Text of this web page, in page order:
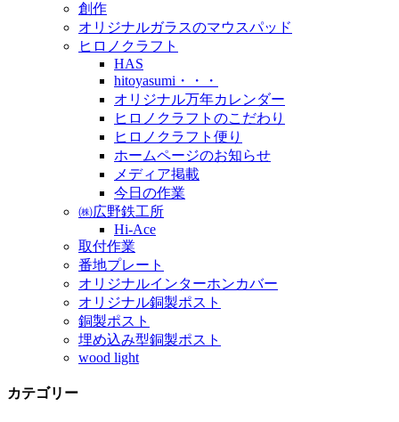
創作
オリジナルガラスのマウスパッド
ヒロノクラフト
HAS
hitoyasumi・・・
オリジナル万年カレンダー
ヒロノクラフトのこだわり
ヒロノクラフト便り
ホームページのお知らせ
メディア掲載
今日の作業
㈱広野鉄工所
Hi-Ace
取付作業
番地プレート
オリジナルインターホンカバー
オリジナル銅製ポスト
銅製ポスト
埋め込み型銅製ポスト
wood light
カテゴリー